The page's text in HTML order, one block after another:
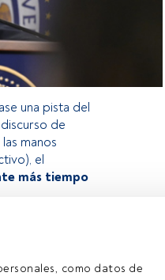
como datos de
una pista del
de
manos
el
más tiempo
te